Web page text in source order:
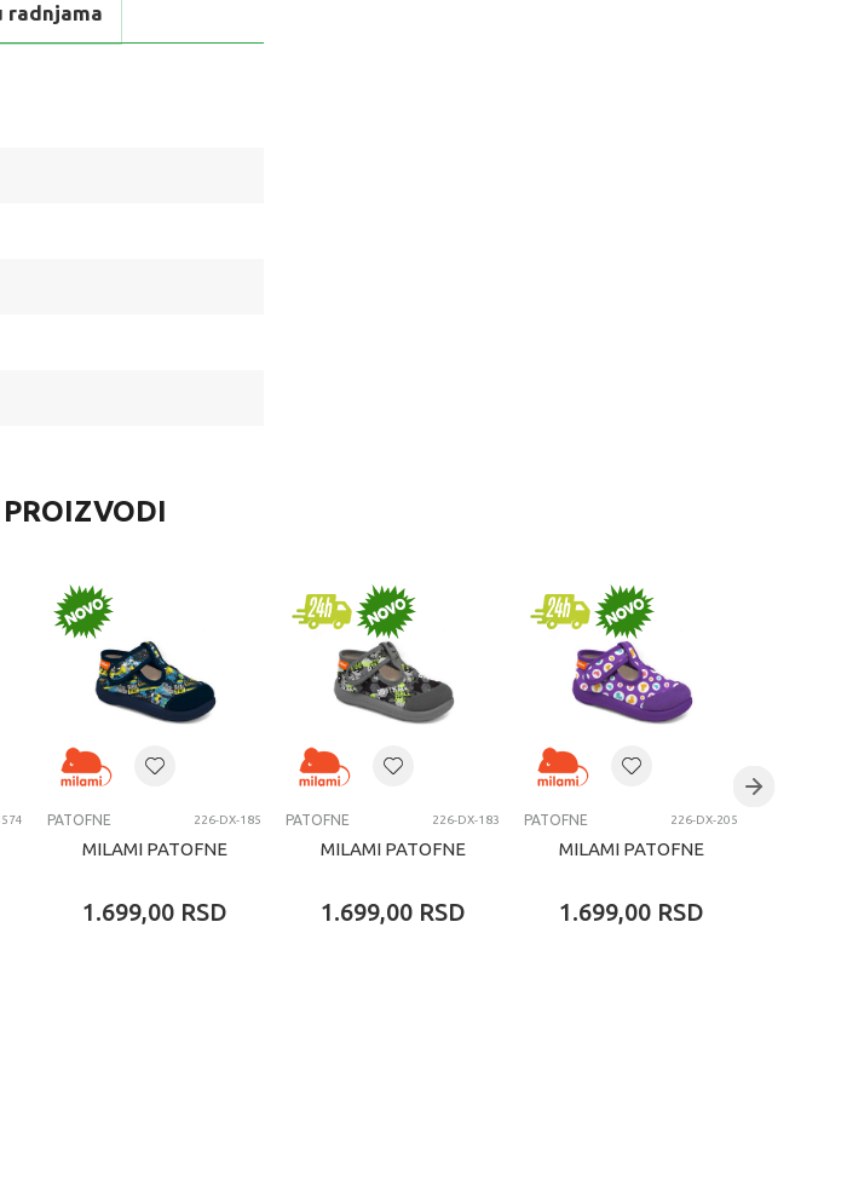
radnjama
PATOFNE 226-DX-185
MILAMI PATOFNE
1.699,00 RSD
PATOFNE 226-DX-183
MILAMI PATOFNE
1.699,00 RSD
PATOFNE 226-DX-205
MILAMI PATOFNE
1.699,00 RSD